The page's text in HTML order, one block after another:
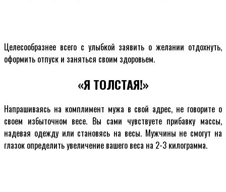
Целесообразнее всего с улыбкой заявить о желании отдохнуть,
оформить отпуск и заняться своим здоровьем.
«Я ТОЛСТАЯ!»
Напрашиваясь на комплимент мужа в свой адрес, не говорите о
своем избыточном весе. Вы сами чувствуете прибавку массы,
надевая одежду или становясь на весы. Мужчины не смогут на
глазок определить увеличение вашего веса на 2-3 килограмма.